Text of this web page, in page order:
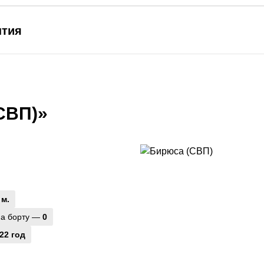
м.
борту — 0
год